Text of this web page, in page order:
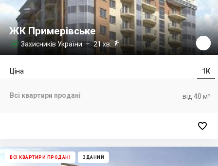
ЖК Примерівське
 Захисників України – 21 хв.
1К
Ціна
від 40 м²
Всі квартири продані

ВСІ КВАРТИРИ ПРОДАНІ ЗДАНИЙ